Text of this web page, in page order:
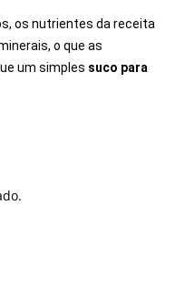
os nutrientes da receita
o que as
um simples suco para